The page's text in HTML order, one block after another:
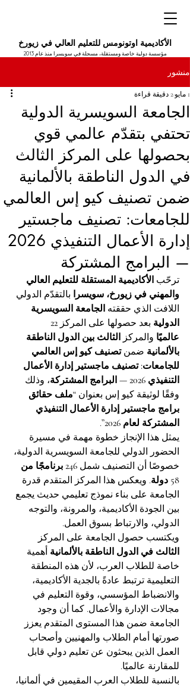
الأكاديمية اوتونومس للتعليم العالي في زيورخ
مؤسسة دولية خاصة ومستقلة، مسجلة في سويسرا منذ عام 2013
منشور
الجامعة السويسرية الدولية
تحتفي بتقدّم عالمي قوي
بحصولها على المركز الثالث
في الدول الناطقة بالألمانية
ضمن تصنيف كيو إس العالمي
للجامعات: تصنيف ماجستير
إدارة الأعمال التنفيذي 2026
— البرامج المشتركة
1 مايو 2 دقيقة قراءة
ترحّب الأكاديمية المستقلة للتعليم العالي
والمهني في زيورخ، سويسرا بالتقدّم الدولي
اللافت الذي حققته الجامعة السويسرية
الدولية بعد حصولها على المركز
عالميًا والمركز الثالث بين الدول الناطقة
بالألمانية ضمن تصنيف كيو إس العالمي
للجامعات: تصنيف ماجستير إدارة الأعمال
التنفيذي 2026 — البرامج المشتركة
، وذلك
وفقًا لوثيقة كيو إس بعنوان “ملف حقائق
برامج ماجستير إدارة الأعمال التنفيذي
المشتركة لعام 2026”
.
يمثل هذا الإنجاز خطوة مهمة في مسيرة
الحضور الدولي للجامعة السويسرية الدولية،
خصوصًا أن التصنيف شمل
246 برنامجًا من
58 دولة
. ويعكس هذا المركز المتقدم قدرة
الجامعة على بناء نموذج تعليمي حديث يجمع
بين الجودة الأكاديمية، والمرونة، والتوجه
الدولي، والارتباط بسوق العمل.
ويكتسب حصول الجامعة على المركز
الثالث في الدول الناطقة بالألمانية أهمية
خاصة للطلاب العرب، لأن هذه المنطقة
التعليمية ترتبط عادةً بالجدية الأكاديمية،
والانضباط المؤسسي، وقوة التعليم في
مجالات الإدارة والأعمال. كما أن وجود
الجامعة ضمن هذا المستوى المتقدم يعزز
صورتها أمام الطلاب والمهنيين وأصحاب
العمل الذين يبحثون عن تعليم دولي قابل
للمقارنة عالميًا.
بالنسبة للطلاب العرب المقيمين في ألمانيا،